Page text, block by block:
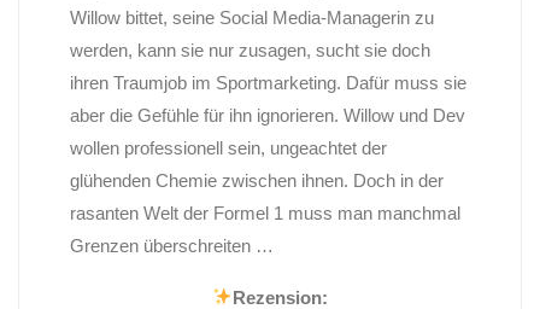
Willow bittet, seine Social Media-Managerin zu
werden, kann sie nur zusagen, sucht sie doch
ihren Traumjob im Sportmarketing. Dafür muss sie
aber die Gefühle für ihn ignorieren. Willow und Dev
wollen professionell sein, ungeachtet der
glühenden Chemie zwischen ihnen. Doch in der
rasanten Welt der Formel 1 muss man manchmal
Grenzen überschreiten …
Rezension: